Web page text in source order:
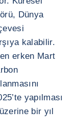
Dünya
kalabilir.
erken Mart
yapılması
bir yıl